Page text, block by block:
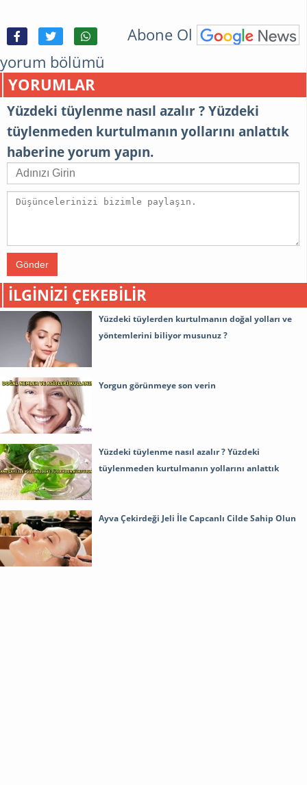
Abone Ol
yorum bölümü
YORUMLAR
Yüzdeki tüylenme nasıl azalır ? Yüzdeki
tüylenmeden kurtulmanın yollarını anlattık
haberine yorum yapın.
Gönder
İLGINIZI ÇEKEBILIR
Yüzdeki tüylerden kurtulmanın doğal yolları ve
yöntemlerini biliyor musunuz ?
Yorgun görünmeye son verin
Yüzdeki tüylenme nasıl azalır ? Yüzdeki
tüylenmeden kurtulmanın yollarını anlattık
Ayva Çekirdeği Jeli İle Capcanlı Cilde Sahip Olun